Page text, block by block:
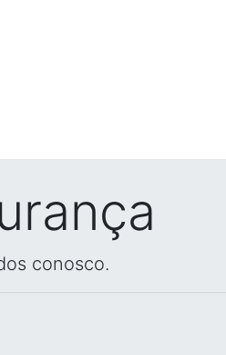
conosco.